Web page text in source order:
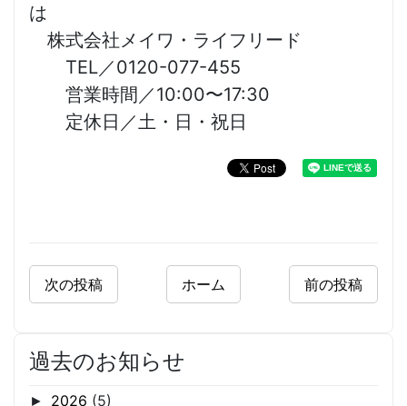
は
株式会社メイワ・ライフリード
TEL／0120-077-455
営業時間／10:00〜17:30
定休日／土・日・祝日
次の投稿 前の投稿
ホーム
過去のお知らせ
► 2026 (5)